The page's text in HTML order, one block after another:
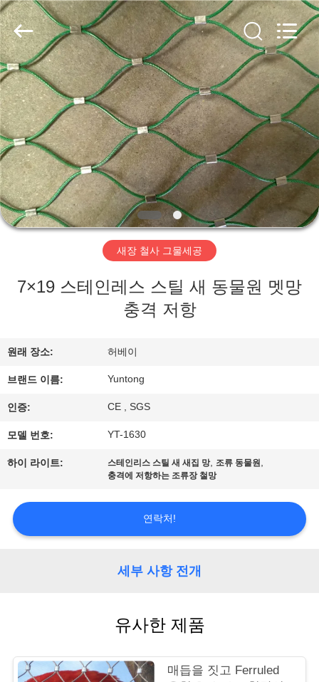
집
제
품
우
리
대
여
공
장
여
품
연
©
2017
-
2026
Anping
Yuntong
Metal
Wire
Mesh
Co.,Ltd.
All
Rights
Reserved.
새장 철사 그물세공
7×19 스테인레스 스틸 새 동물원 멧망
충격 저항
원래 장소: 허베이
브랜드 이름: Yuntong
인증: CE , SGS
모델 번호: YT-1630
하이 라이트: 스테인리스 스틸 새 새집 망, 조류 동물원,
충격에 저항하는 조류장 철망
연락처!
세부 사항 전개
유사한 제품
매듭을 짓고 Ferruled